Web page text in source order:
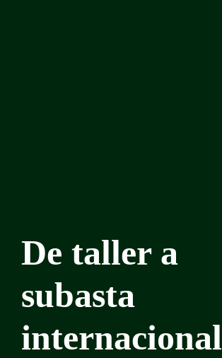
De taller a
subasta
internacional